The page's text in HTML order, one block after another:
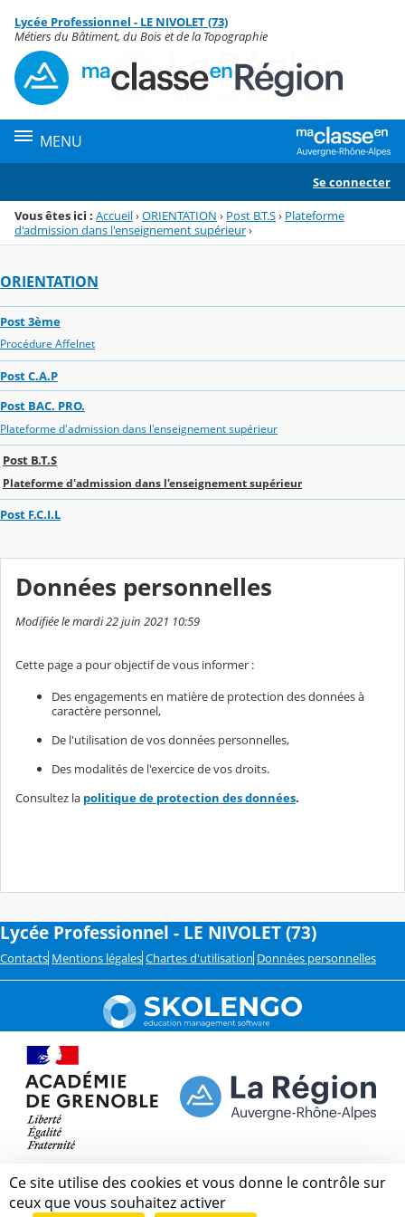
Menu de la rubrique
Contenu
Lycée Professionnel - LE NIVOLET (73)
Métiers du Bâtiment, du Bois et de la Topographie
MENU
Se connecter
Vous êtes ici : Accueil›ORIENTATION › Post B.T.S› Plateforme
d'admission dans l'enseignement supérieur›
ORIENTATION
Post 3ème
Procédure Affelnet
Post C.A.P
Post BAC. PRO.
Plateforme d'admission dans l'enseignement supérieur
Post B.T.S
Plateforme d'admission dans l'enseignement supérieur
Post F.C.I.L
Données personnelles
Modifiée le mardi 22 juin 2021 10:59
Cette page a pour objectif de vous informer :
Des engagements en matière de protection des données à
caractère personnel,
De l'utilisation de vos données personnelles,
Des modalités de l'exercice de vos droits.
Consultez la politique de protection des données.
Lycée Professionnel - LE NIVOLET (73)
Contacts Mentions légales Chartes d'utilisation Données personnelles
Ce site utilise des cookies et vous donne le contrôle sur
ceux que vous souhaitez activer